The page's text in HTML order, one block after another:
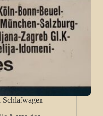
Schlafwagen